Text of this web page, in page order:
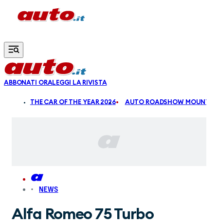
Vai al contenuto principale
ABBONATI ORALEGGI LA RIVISTA
THE CAR OF THE YEAR 2026 AUTO ROADSHOW
NEWS
Alfa Romeo 75 Turbo